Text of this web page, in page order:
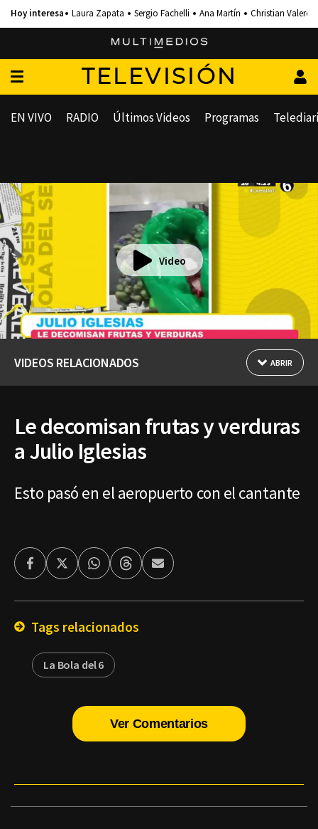
Laura Zapata Sergio Fachelli Ana Martín Christian Valero
TELEVISIÓN
EN VIVO RADIO Últimos Videos Programas
Video
VIDEOS RELACIONADOS ABRIR
Le decomisan frutas y verduras
a Julio Iglesias
Esto pasó en el aeropuerto con el cantante
FacebookTwitterWhatsappThreadsEnviar
por
Tags relacionados
La Bola del 6
Ver Comentarios